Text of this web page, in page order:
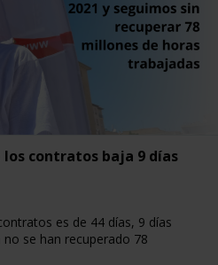
contratos baja 9 días
es de 44 días, 9 días
se han recuperado 78